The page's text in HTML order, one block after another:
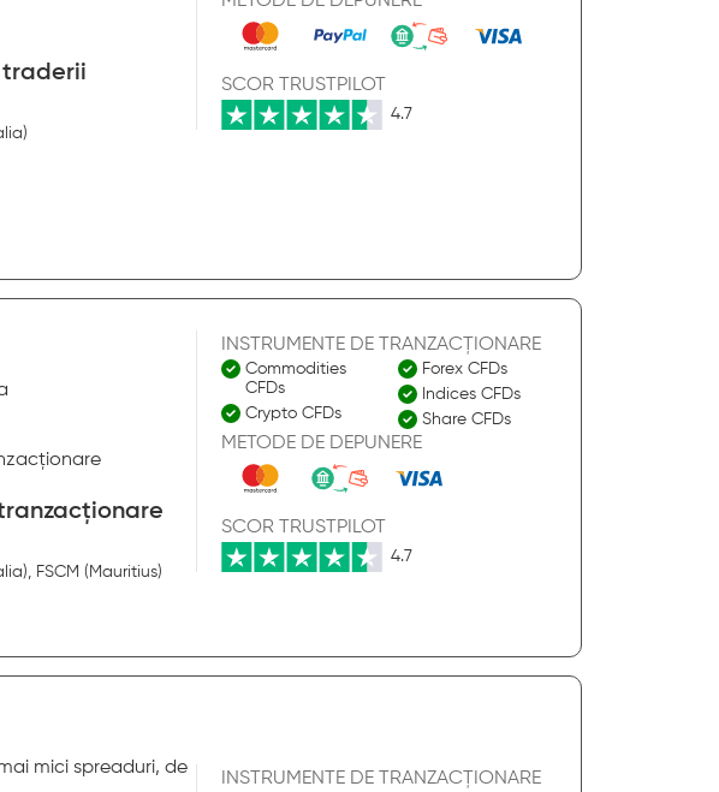
traderii
SCOR TRUSTPILOT
4.7
FSCM (Mauritius)
INSTRUMENTE DE TRANZACȚIONARE
Commodities
CFDs
Crypto CFDs
Forex CFDs
Indices CFDs
Share CFDs
METODE DE DEPUNERE
SCOR TRUSTPILOT
4.7
mici spreaduri, de
INSTRUMENTE DE TRANZACȚIONARE